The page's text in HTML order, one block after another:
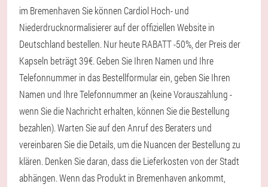
im Bremenhaven Sie können Cardiol Hoch- und
Niederdrucknormalisierer auf der offiziellen Website in
Deutschland bestellen. Nur heute RABATT -50%, der Preis der
Kapseln beträgt 39€. Geben Sie Ihren Namen und Ihre
Telefonnummer in das Bestellformular ein, geben Sie Ihren
Namen und Ihre Telefonnummer an (keine Vorauszahlung -
wenn Sie die Nachricht erhalten, können Sie die Bestellung
bezahlen). Warten Sie auf den Anruf des Beraters und
vereinbaren Sie die Details, um die Nuancen der Bestellung zu
klären. Denken Sie daran, dass die Lieferkosten von der Stadt
abhängen. Wenn das Produkt in Bremenhaven ankommt,